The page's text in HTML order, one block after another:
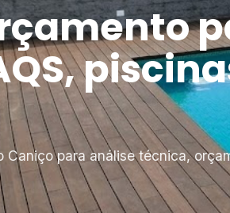
Caniço para análise técnica,